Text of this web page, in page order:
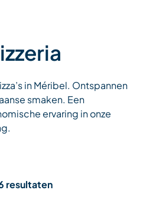
in Méribel. Ontspannen
smaken. Een
ervaring in onze
resultaten